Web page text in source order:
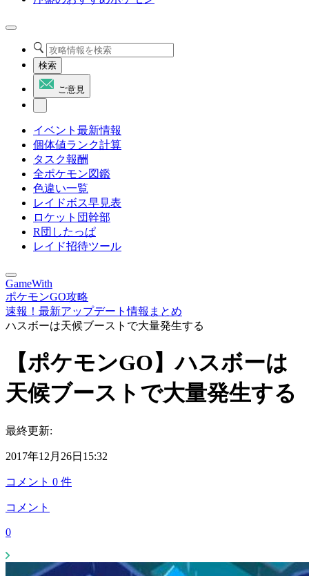
検索
ご意見
イベント最新情報
個体値ランク計算
タスク報酬
全ポケモン図鑑
色違い一覧
レイドボス早見表
ロケット団幹部
R団したっぱ
レイド招待ツール
GameWith
ポケモンGO攻略
速報！最新アップデート情報まとめ
ハスボーは天候ブーストで大量発生する
【ポケモンGO】ハスボーは
天候ブーストで大量発生する
最終更新:
2017年12月26日15:32
コメント 0 件
コメント
0